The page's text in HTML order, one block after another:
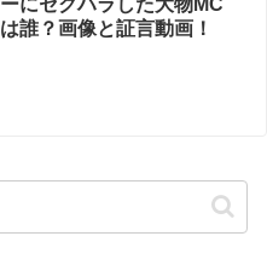
ーにセクハラした大物MC
は誰？画像と証言動画！